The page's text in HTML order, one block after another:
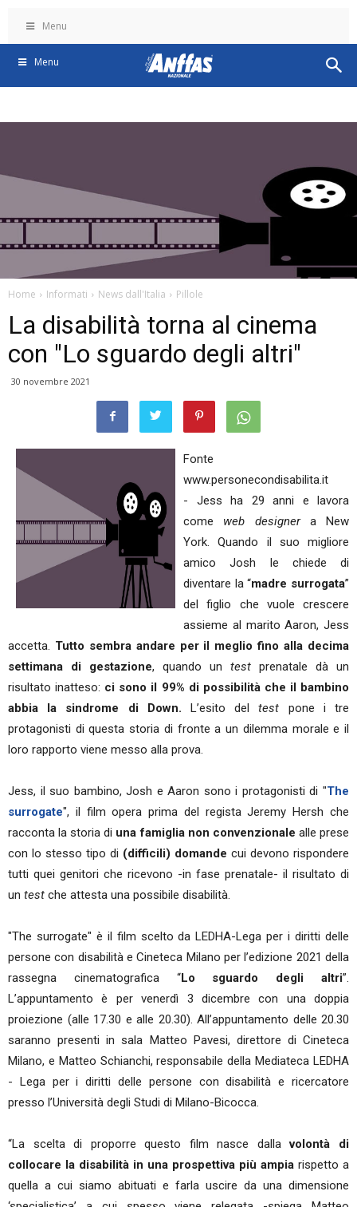
Menu
Menu
Home Informati News dall'Italia Pillole
La disabilità torna al cinema
con "Lo sguardo degli altri"
30 novembre 2021
Fonte
www.personecondisabilita.it
- Jess ha 29 anni e lavora
come web designera New
York. Quando il suo migliore
amico Josh le chiede di
diventare la “madre surrogata”
del figlio che vuole crescere
assieme al marito Aaron, Jess
accetta. Tutto sembra andare per il meglio fino alla decima
settimana di gestazione, quando un test prenatale dà un
risultato inatteso: ci sono il 99% di possibilità che il bambino
abbia la sindrome di Down. L’esito deltest pone i tre
protagonisti di questa storia di fronte a un dilemma morale e il
loro rapporto viene messo alla prova.
Jess, il suo bambino, Josh e Aaron sono i protagonisti di "The
surrogate", il film opera prima del regista Jeremy Hersh che
racconta la storia di una famiglia non convenzionale alle prese
con lo stesso tipo di (difficili) domande cui devono rispondere
tutti quei genitori che ricevono -in fase prenatale- il risultato di
un test che attesta una possibile disabilità.
"The surrogate" è il film scelto da LEDHA-Lega per i diritti delle
persone con disabilità e Cineteca Milano per l’edizione 2021 della
rassegna cinematografica “Lo sguardo degli altri”.
L’appuntamento è per venerdì 3 dicembre con una doppia
proiezione (alle 17.30 e alle 20.30). All’appuntamento delle 20.30
saranno presenti in sala Matteo Pavesi, direttore di Cineteca
Milano, e Matteo Schianchi, responsabile della Mediateca LEDHA
- Lega per i diritti delle persone con disabilità e ricercatore
presso l’Università degli Studi di Milano-Bicocca.
“La scelta di proporre questo film nasce dallavolontà di
collocare la disabilità in una prospettiva più ampia rispetto a
quella a cui siamo abituati e farla uscire da una dimensione